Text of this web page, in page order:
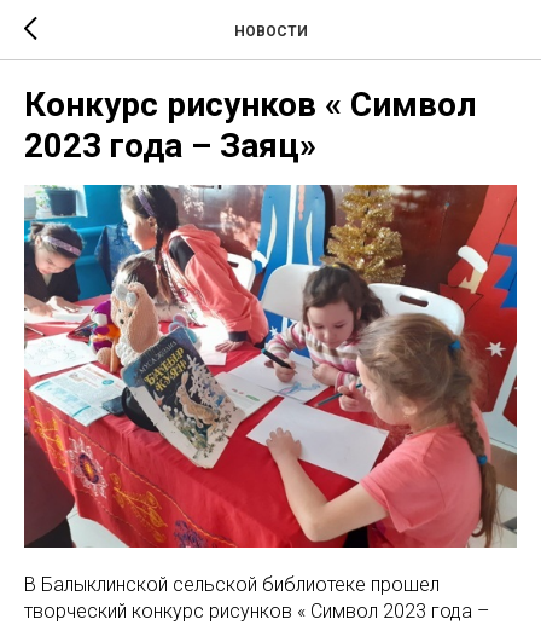
НОВОСТИ
Конкурс рисунков « Символ
2023 года – Заяц»
В Балыклинской сельской библиотеке прошел
творческий конкурс рисунков « Символ 2023 года –